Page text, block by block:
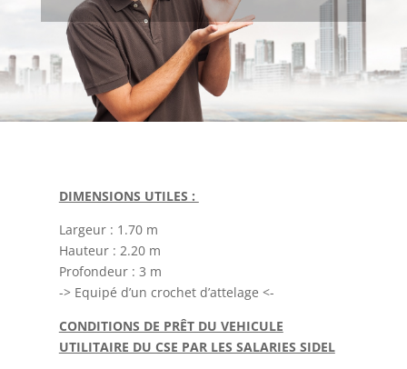
DIMENSIONS UTILES :
Largeur : 1.70 m
Hauteur : 2.20 m
Profondeur : 3 m
-> Equipé d’un crochet d’attelage <-
CONDITIONS DE PRÊT DU VEHICULE
UTILITAIRE DU CSE PAR LES SALARIES SIDEL